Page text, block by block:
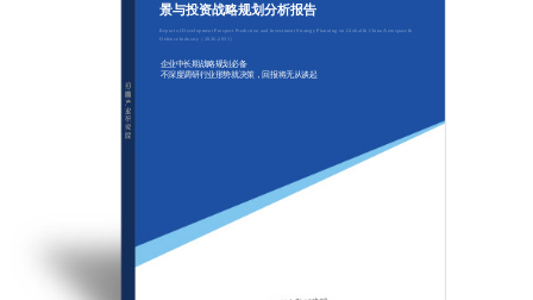
景与投资战略规划分析报告
Report of Development Prospect Prediction and Investment Strategy Planning on Global & China Aerospace &
Defence Industry（2026-2031）
企业中长期战略规划必备
不深度调研行业形势就决策，回报将无从谈起